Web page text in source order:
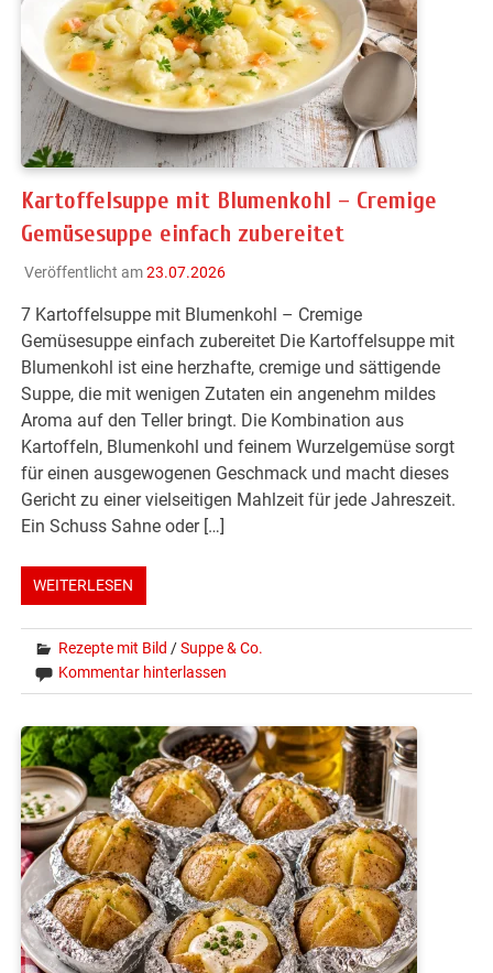
Kartoffelsuppe mit Blumenkohl – Cremige
Gemüsesuppe einfach zubereitet
Veröffentlicht am23.07.2026
7 Kartoffelsuppe mit Blumenkohl – Cremige
Gemüsesuppe einfach zubereitet Die Kartoffelsuppe mit
Blumenkohl ist eine herzhafte, cremige und sättigende
Suppe, die mit wenigen Zutaten ein angenehm mildes
Aroma auf den Teller bringt. Die Kombination aus
Kartoffeln, Blumenkohl und feinem Wurzelgemüse sorgt
für einen ausgewogenen Geschmack und macht dieses
Gericht zu einer vielseitigen Mahlzeit für jede Jahreszeit.
Ein Schuss Sahne oder […]
WEITERLESEN
Rezepte mit Bild /Suppe & Co.
Kommentar hinterlassen